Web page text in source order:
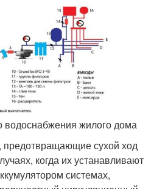
водоснабжения жилого дома
сухой ход
когда их устанавливают
системах,